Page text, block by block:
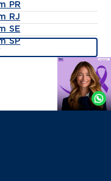
PR
RJ
SE
SP
Agende
Whatsapp